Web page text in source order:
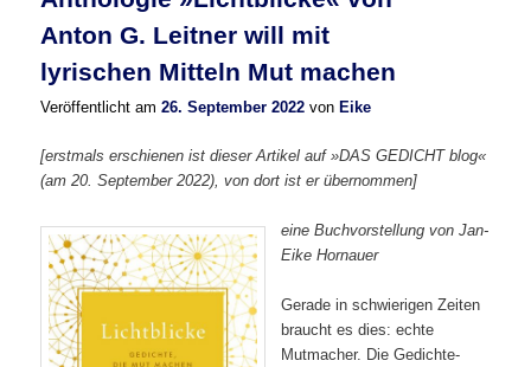
Anton G. Leitner will mit
lyrischen Mitteln Mut machen
Veröffentlicht am26. September 2022 von Eike
[erstmals erschienen ist dieser Artikel auf »DAS GEDICHT blog«
(am 20. September 2022), von dort ist er übernommen]
eine Buchvorstellung von Jan-
Eike Hornauer
Gerade in schwierigen Zeiten
braucht es dies: echte
Mutmacher. Die Gedichte-